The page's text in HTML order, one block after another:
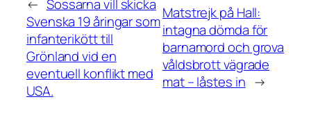
← Sossarna vill skicka
Svenska 19 åringar som
infanterikött till
Grönland vid en
eventuell konflikt med
USA.
Matstrejk på Hall:
intagna dömda för
barnamord och grova
våldsbrott vägrade
mat – låstes in →